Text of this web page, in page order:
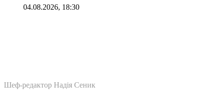
04.08.2026, 18:30
Шеф-редактор Надія Сеник